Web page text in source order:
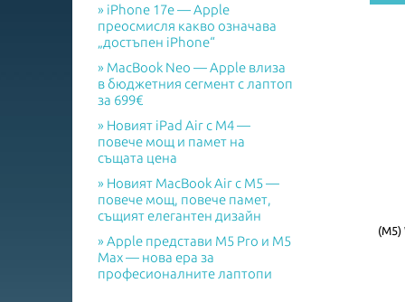
iPhone 17e — Apple
преосмисля какво означава
„достъпен iPhone“
MacBook Neo — Apple влиза
в бюджетния сегмент с лаптоп
за 699€
Новият iPad Air с M4 —
повече мощ и памет на
същата цена
Новият MacBook Air с M5 —
повече мощ, повече памет,
същият елегантен дизайн
Apple представи M5 Pro и M5
Max — нова ера за
професионалните лаптопи
(M5)